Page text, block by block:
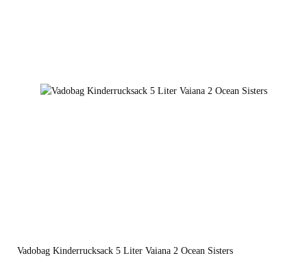
Vadobag Kinderrucksack 5 Liter Vaiana 2 Ocean Sisters